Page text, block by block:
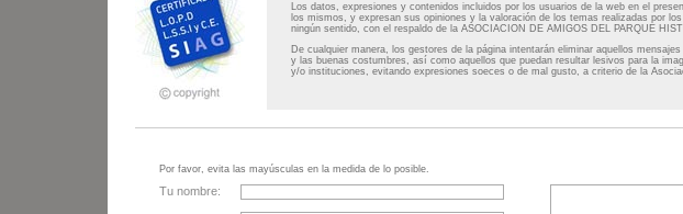
Los datos, expresiones y contenidos incluidos por los usuarios de la web en el
los mismos, y expresan sus opiniones y la valoración de los temas realizadas por
ningún sentido, con el respaldo de la ASOCIACION DE AMIGOS DEL PARQUE
De cualquier manera, los gestores de la página intentarán eliminar aquellos
y las buenas costumbres, así como aquellos que puedan resultar lesivos para la
y/o instituciones, evitando expresiones soeces o de mal gusto, a criterio de la
Por favor, evita las mayúsculas en la medida de lo posible.
Tu nombre: